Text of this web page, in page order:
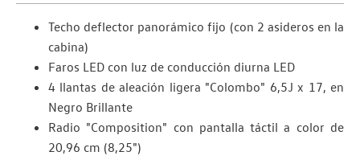
Techo deflector panorámico fijo (con 2 asideros en la
cabina)
Faros LED con luz de conducción diurna LED
4 llantas de aleación ligera "Colombo" 6,5J x 17, en
Negro Brillante
Radio "Composition" con pantalla táctil a color de
20,96 cm (8,25")